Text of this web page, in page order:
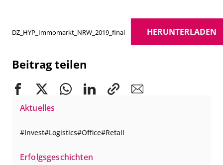
Aktuelles
Invest Logistics Office Retail
Erfolgsgeschichten
DZ_HYP_Immomarkt_NRW_2019_final HERUNTERLADEN
Beitrag teilen